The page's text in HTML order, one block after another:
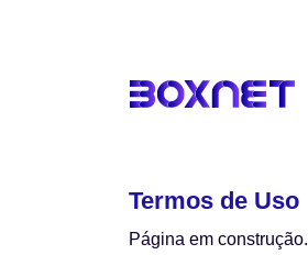
Termos de Uso
Página em construção.